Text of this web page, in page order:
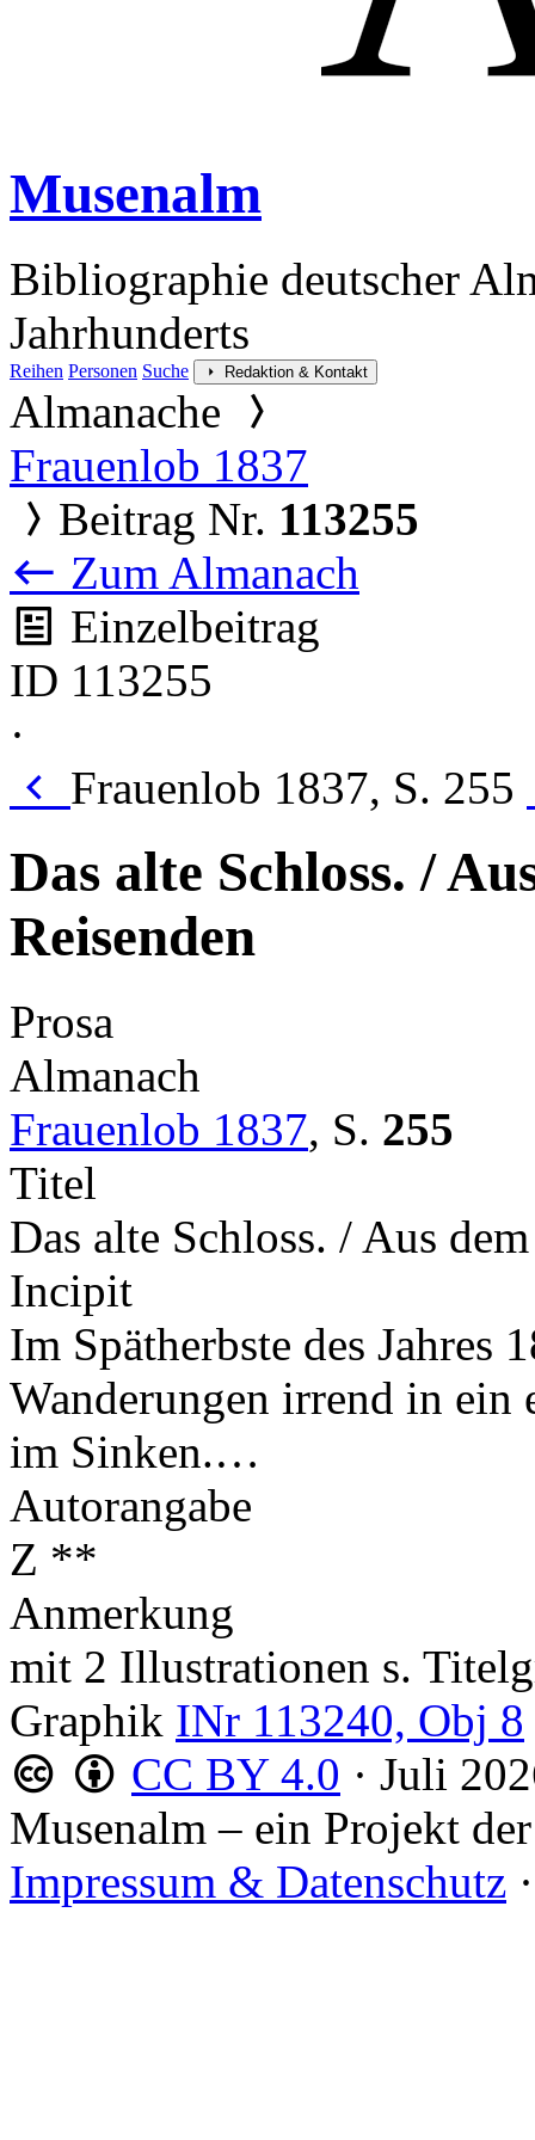
Musenalm
Bibliographie deutscher
Jahrhunderts
Reihen Personen Suche Redaktion & Kontakt
Almanache
Frauenlob 1837
Beitrag Nr. 113255
Zum Almanach
Einzelbeitrag
ID 113255
·
Frauenlob 1837, S. 255
Das alte Schloss. /
Reisenden
Prosa
Almanach
Frauenlob 1837, S. 255
Titel
Das alte Schloss. / Aus
Incipit
Im Spätherbste des Jahres
Wanderungen irrend in ein
im Sinken.…
Autorangabe
Z **
Anmerkung
mit 2 Illustrationen s.
Graphik INr 113240, Obj 8
CC BY 4.0 · Juli
Musenalm – ein Projekt der
Impressum & Datenschutz ·